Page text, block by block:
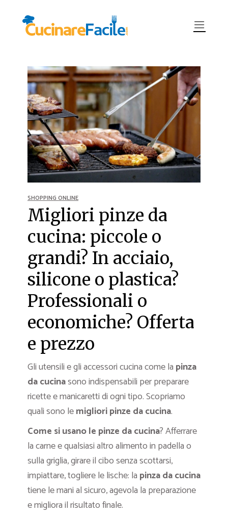
SHOPPING ONLINE
Migliori pinze da
cucina: piccole o
grandi? In acciaio,
silicone o plastica?
Professionali o
economiche? Offerta
e prezzo
Gli utensili e gli accessori cucina come la pinza
da cucinasono indispensabili per preparare
ricette e manicaretti di ogni tipo. Scopriamo
quali sono lemigliori pinze da cucina.
Come si usano le pinze da cucina? Afferrare
la carne e qualsiasi altro alimento in padella o
sulla griglia, girare il cibo senza scottarsi,
impiattare, togliere le lische: la pinza da cucina
tiene le mani al sicuro, agevola la preparazione
e migliora il risultato finale.